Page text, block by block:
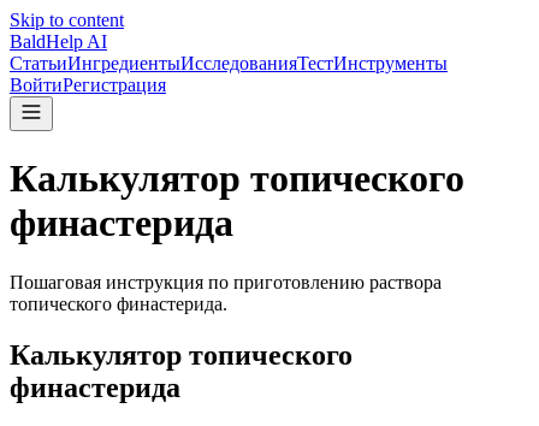
Skip to content
BaldHelp AI
СтатьиИнгредиентыИсследованияТестИнструменты
ВойтиРегистрация
Калькулятор топического
финастерида
Пошаговая инструкция по приготовлению раствора
топического финастерида.
Калькулятор топического
финастерида